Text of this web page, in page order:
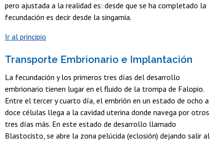
pero ajustada a la realidad es: desde que se ha completado la
fecundación es decir desde la singamia.
Ir al principio
Transporte Embrionario e Implantación
La fecundación y los primeros tres días del desarrollo
embrionario tienen lugar en el fluido de la trompa de Falopio.
Entre el tercer y cuarto día, el embrión en un estado de ocho a
doce células llega a la cavidad uterina donde navega por otros
tres días más. En este estado de desarrollo llamado
Blastocisto, se abre la zona pelúcida (eclosión) dejando salir al